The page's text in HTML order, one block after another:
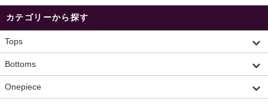
カテゴリーから探す
Tops
Bottoms
Onepiece